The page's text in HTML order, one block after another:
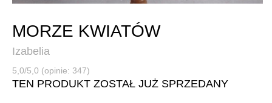
MORZE KWIATÓW
Izabelia
5,0/5,0 (opinie: 347)
TEN PRODUKT ZOSTAŁ JUŻ SPRZEDANY